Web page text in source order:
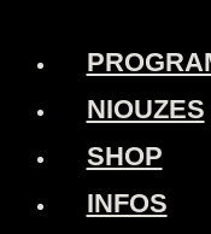
NIOUZES
SHOP
INFOS